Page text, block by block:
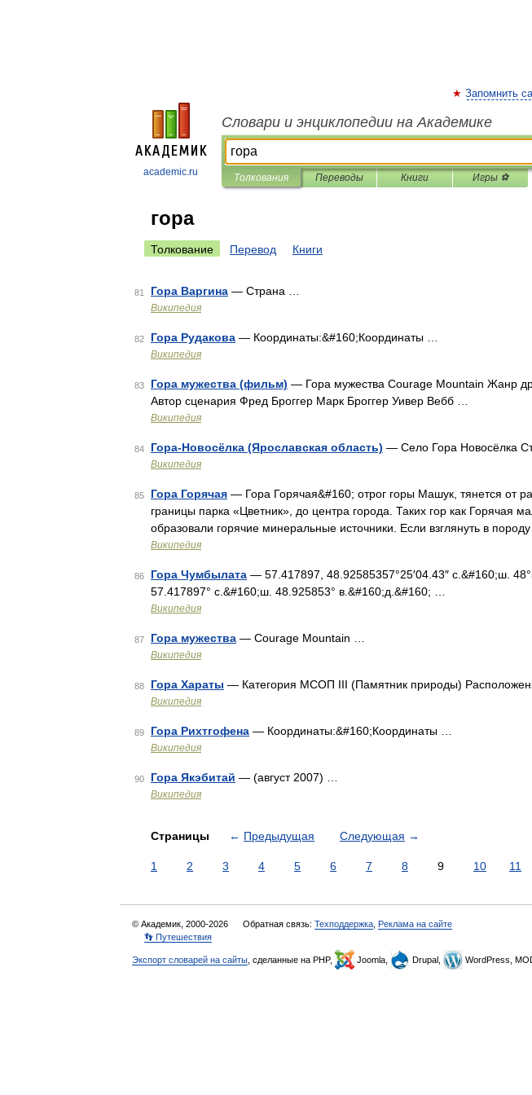
academic.ru
Запомнить
Словари и энциклопедии на Академике
Толкования Переводы Книги Игры ⚽
гора
Толкование Перевод Книги
81 Гора Варгина — Страна …
Википедия
82 Гора Рудакова — Координаты:&#160;Координаты …
Википедия
83 Гора мужества (фильм) — Гора мужества Courage Mountain Жанр
Автор сценария Фред Броггер Марк Броггер Уивер Вебб …
Википедия
84 Гора-Новосёлка (Ярославская область) — Село Гора Новосёлка
Википедия
85 Гора Горячая — Гора Горячая&#160; отрог горы Машук, тянется от
границы парка «Цветник», до центра города. Таких гор как Горячая
образовали горячие минеральные источники. Если взглянуть в
Википедия
86 Гора Чумбылата — 57.417897, 48.92585357°25′04.43″ с.&#160;ш.
57.417897° с.&#160;ш. 48.925853° в.&#160;д.&#160; …
Википедия
87 Гора мужества — Courage Mountain …
Википедия
88 Гора Хараты — Категория МСОП III (Памятник природы)
Википедия
89 Гора Рихтгофена — Координаты:&#160;Координаты …
Википедия
90 Гора Якэбитай — (август 2007) …
Википедия
Страницы ← Предыдущая Следующая →
1 2 3 4 5 6 7 8 9 10 11
© Академик, 2000-2026 Обратная связь: Техподдержка Реклама на сайте
👣 Путешествия
Экспорт словарей на сайты , сделанные на PHP, Joomla, Drupal, WordPress,